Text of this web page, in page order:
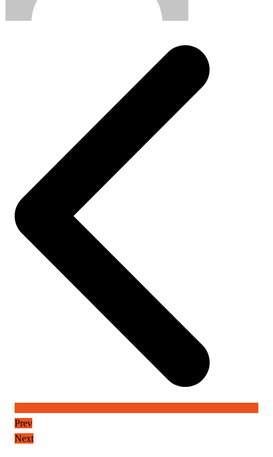
Prev
Next